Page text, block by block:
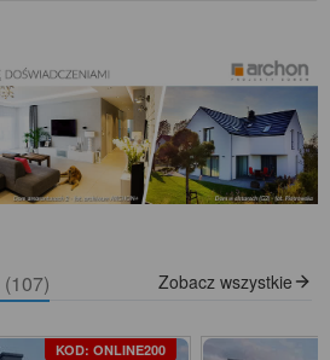
(107) Zobacz wszystkie
KOD: ONLINE200